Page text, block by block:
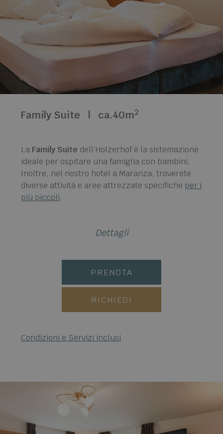
Family Suite | ca.40m2
La Family Suite dell’Holzerhof è la sistemazione
ideale per ospitare una famiglia con bambini.
Inoltre, nel nostro hotel a Maranza, troverete
diverse attività e aree attrezzate specifiche per i
più piccoli.
Dettagli
PRENOTA
RICHIEDI
Condizioni e Servizi inclusi